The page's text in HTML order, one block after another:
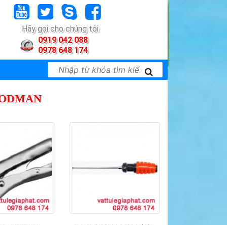
Hãy gọi cho chúng tôi
0919 042 088
0978 648 174